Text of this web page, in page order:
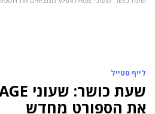
לייף סטייל
את הספורט מחדש